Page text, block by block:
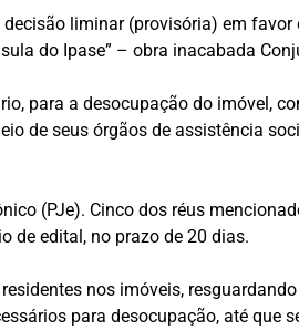
liminar (provisória) em
do Ipase” – obra inacabada
para a desocupação do imóvel,
de seus órgãos de assistência
(PJe). Cinco dos réus
de edital, no prazo de 20 dias.
nos imóveis,
para desocupação, até que